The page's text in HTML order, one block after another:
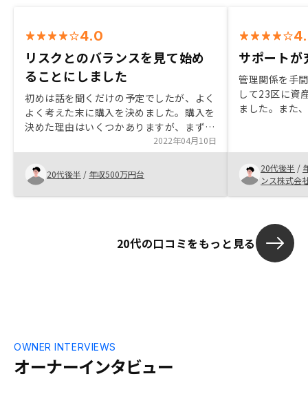
4.0
リスクとのバランスを見て始め
ることにしました
初めは話を聞くだけの予定でしたが、よく
よく考えた末に購入を決めました。購入を
決めた理由はいくつかありますが、まずは
リスクヘッジがきちんとされている点で
す。不動産のラインナップもどれも金融機
関の与信を通過するために厳正されている
ものであるため安心して選ぶことができま
した。また、営業の方から納得の行くまで
え、相対的に見てもお堅い運用であると判
2022年04月10日
20代後半 / 年収500万円台
サポートが
管理関係を手
して23区に資
ました。また
ました。さら
でキャッシュ
に講じられる
20代後半 /
ンス株式会
20代の口コミをもっと見る
オーナーインタビュー
OWNER INTERVIEWS